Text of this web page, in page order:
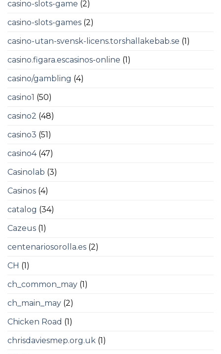
casino-slots-game (2)
casino-slots-games (2)
casino-utan-svensk-licens.torshallakebab.se (1)
casino.figara.escasinos-online (1)
casino/gambling (4)
casino1 (50)
casino2 (48)
casino3 (51)
casino4(47)
Casinolab (3)
Casinos (4)
catalog (34)
Cazeus (1)
centenariosorolla.es (2)
CH (1)
ch_common_may (1)
ch_main_may (2)
Chicken Road (1)
chrisdaviesmep.org.uk (1)